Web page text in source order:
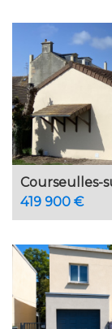
Courseulles-
419 900 €